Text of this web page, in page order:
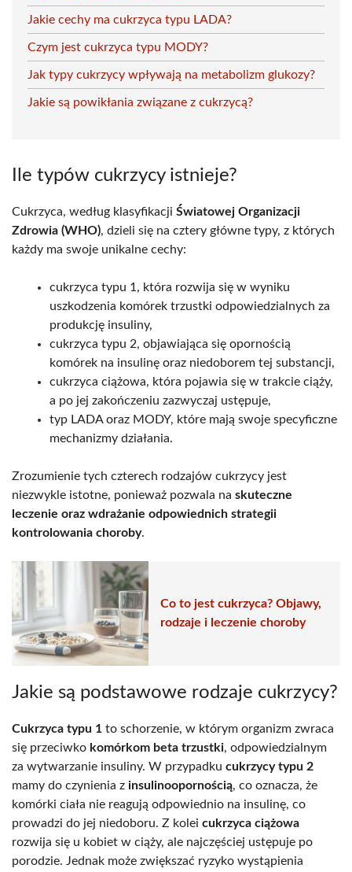
Jakie cechy ma cukrzyca typu LADA?
Czym jest cukrzyca typu MODY?
Jak typy cukrzycy wpływają na metabolizm glukozy?
Jakie są powikłania związane z cukrzycą?
Ile typów cukrzycy istnieje?
Cukrzyca, według klasyfikacji Światowej Organizacji
Zdrowia (WHO), dzieli się na cztery główne typy, z których
każdy ma swoje unikalne cechy:
cukrzyca typu 1, która rozwija się w wyniku
uszkodzenia komórek trzustki odpowiedzialnych za
produkcję insuliny,
cukrzyca typu 2, objawiająca się opornością
komórek na insulinę oraz niedoborem tej substancji,
cukrzyca ciążowa, która pojawia się w trakcie ciąży,
a po jej zakończeniu zazwyczaj ustępuje,
typ LADA oraz MODY, które mają swoje specyficzne
mechanizmy działania.
Zrozumienie tych czterech rodzajów cukrzycy jest
niezwykle istotne, ponieważ pozwala na skuteczne
leczenie oraz wdrażanie odpowiednich strategii
kontrolowania choroby.
Co to jest cukrzyca? Objawy,
rodzaje i leczenie choroby
Jakie są podstawowe rodzaje cukrzycy?
Cukrzyca typu 1 to schorzenie, w którym organizm zwraca
się przeciwko komórkom beta trzustki, odpowiedzialnym
za wytwarzanie insuliny. W przypadku cukrzycy typu 2
mamy do czynienia z insulinoopornością, co oznacza, że
komórki ciała nie reagują odpowiednio na insulinę, co
prowadzi do jej niedoboru. Z kolei cukrzyca ciążowa
rozwija się u kobiet w ciąży, ale najczęściej ustępuje po
porodzie. Jednak może zwiększać ryzyko wystąpienia